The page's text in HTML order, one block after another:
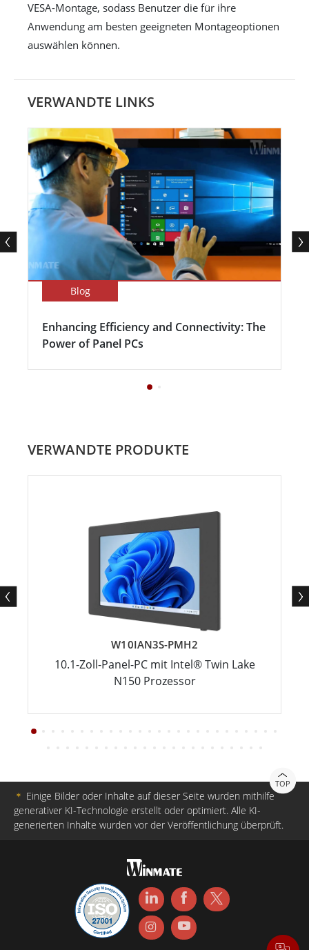
VESA-Montage, sodass Benutzer die für ihre
Anwendung am besten geeigneten Montageoptionen
auswählen können.
VERWANDTE LINKS
Blog
Enhancing Efficiency and Connectivity: The
Power of Panel PCs
VERWANDTE PRODUKTE
W10IAN3S-PMH2
10.1-Zoll-Panel-PC mit Intel® Twin Lake
N150 Prozessor
TOP
＊ Einige Bilder oder Inhalte auf dieser Seite wurden mithilfe
generativer KI-Technologie erstellt oder optimiert. Alle KI-
generierten Inhalte wurden vor der Veröffentlichung überprüft.